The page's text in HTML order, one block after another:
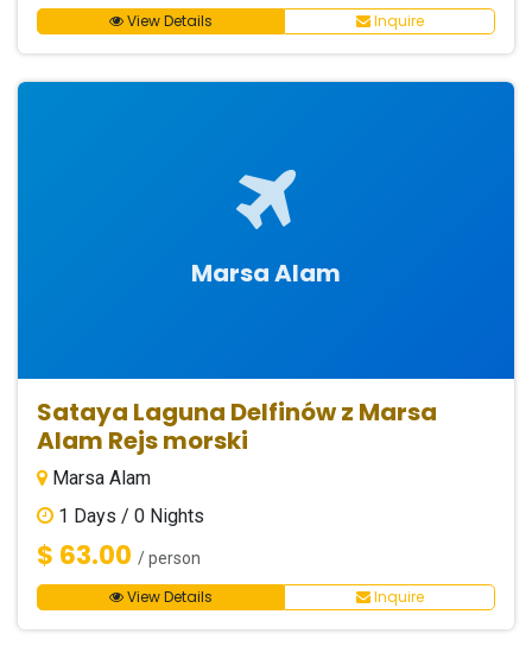
View Details Inquire
Marsa Alam
Sataya Laguna Delfinów z Marsa
Alam Rejs morski
Marsa Alam
1 Days / 0 Nights
$ 63.00 / person
View Details Inquire